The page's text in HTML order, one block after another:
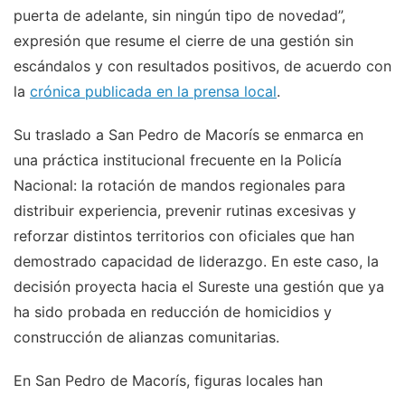
puerta de adelante, sin ningún tipo de novedad”,
expresión que resume el cierre de una gestión sin
escándalos y con resultados positivos, de acuerdo con
la crónica publicada en la prensa local.
Su traslado a San Pedro de Macorís se enmarca en
una práctica institucional frecuente en la Policía
Nacional: la rotación de mandos regionales para
distribuir experiencia, prevenir rutinas excesivas y
reforzar distintos territorios con oficiales que han
demostrado capacidad de liderazgo. En este caso, la
decisión proyecta hacia el Sureste una gestión que ya
ha sido probada en reducción de homicidios y
construcción de alianzas comunitarias.
En San Pedro de Macorís, figuras locales han